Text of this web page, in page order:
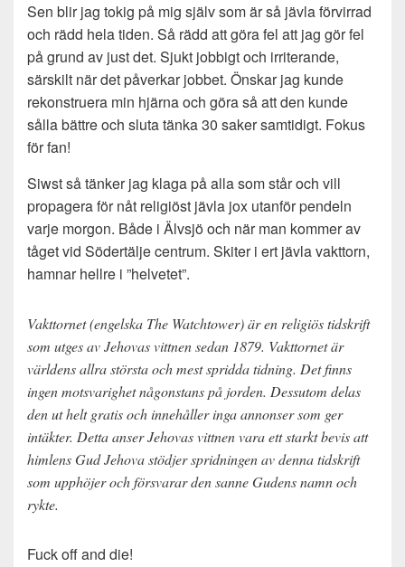
Sen blir jag tokig på mig själv som är så jävla förvirrad
och rädd hela tiden. Så rädd att göra fel att jag gör fel
på grund av just det. Sjukt jobbigt och irriterande,
särskilt när det påverkar jobbet. Önskar jag kunde
rekonstruera min hjärna och göra så att den kunde
sålla bättre och sluta tänka 30 saker samtidigt. Fokus
för fan!
Siwst så tänker jag klaga på alla som står och vill
propagera för nåt religiöst jävla jox utanför pendeln
varje morgon. Både i Älvsjö och när man kommer av
tåget vid Södertälje centrum. Skiter i ert jävla vakttorn,
hamnar hellre i ”helvetet”.
Vakttornet (engelska The Watchtower) är en religiös tidskrift
som utges av Jehovas vittnen sedan 1879. Vakttornet är
världens allra största och mest spridda tidning. Det finns
ingen motsvarighet någonstans på jorden. Dessutom delas
den ut helt gratis och innehåller inga annonser som ger
intäkter. Detta anser Jehovas vittnen vara ett starkt bevis att
himlens Gud Jehova stödjer spridningen av denna tidskrift
som upphöjer och försvarar den sanne Gudens namn och
rykte.
Fuck off and die!